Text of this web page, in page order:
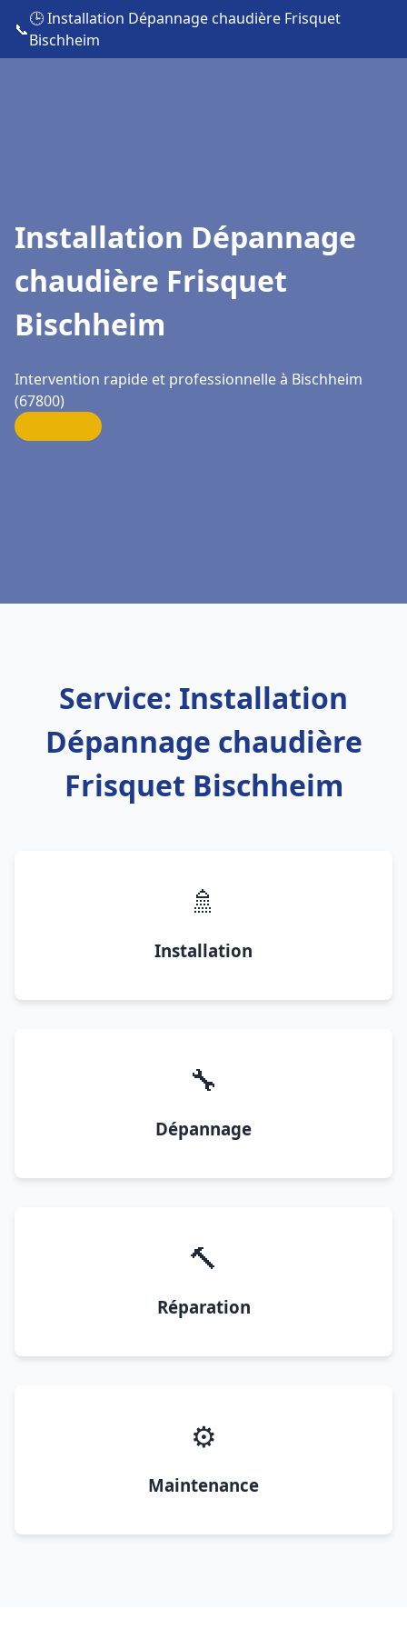
📞
🕒 Installation Dépannage chaudière Frisquet
Bischheim
Installation Dépannage
chaudière Frisquet
Bischheim
Intervention rapide et professionnelle à Bischheim
(67800)
Service: Installation
Dépannage chaudière
Frisquet Bischheim
🚿
Installation
🔧
Dépannage
🔨
Réparation
⚙️
Maintenance